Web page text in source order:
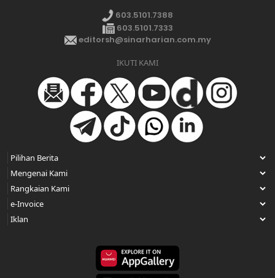
603.5101.7388
603.5101.7333
editorsh@sinarharian.com.my
IKUTI KAMI